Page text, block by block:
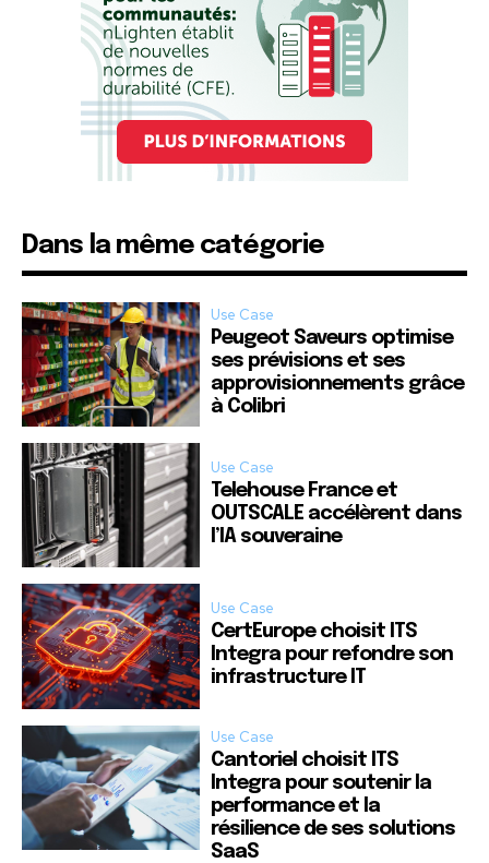
Dans la même catégorie
Use Case
Peugeot Saveurs optimise
ses prévisions et ses
approvisionnements grâce
à Colibri
Use Case
Telehouse France et
OUTSCALE accélèrent dans
l’IA souveraine
Use Case
CertEurope choisit ITS
Integra pour refondre son
infrastructure IT
Use Case
Cantoriel choisit ITS
Integra pour soutenir la
performance et la
résilience de ses solutions
SaaS